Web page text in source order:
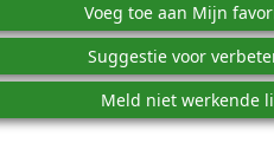
Voeg toe aan Mijn
Suggestie voor
Meld niet werkende